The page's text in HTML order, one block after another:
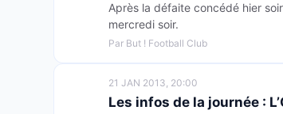
Après la défaite concédé hier
mercredi soir.
Par But ! Football Club
21 JAN 2013, 20:00
Les infos de la journée :